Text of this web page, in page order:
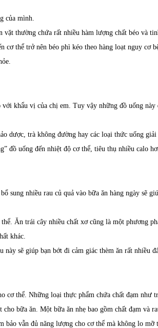
của mình.
thường chứa rất nhiều hàm lượng chất béo và
cơ thể trở nên béo phì kéo theo hàng loạt nguy cơ
khẩu vị của chị em. Tuy vậy những đồ uống này
dược, trà không đường hay các loại thức uống giải
đồ uống đến nhiệt độ cơ thể, tiêu thụ nhiều calo
sung nhiều rau củ quả vào bữa ăn hàng ngày sẽ
Ăn trái cây nhiều chất xơ cũng là một phương
khác.
sẽ giúp bạn bớt đi cảm giác thèm ăn rất nhiều
cơ thể. Những loại thực phẩm chứa chất đạm như
bữa ăn. Một bữa ăn nhẹ bao gồm chất đạm và
bảo vẫn đủ năng lượng cho cơ thể mà không lo mỡ